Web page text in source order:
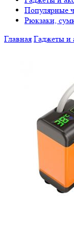
Популярные
Рюкзаки,
Главная Гаджеты и